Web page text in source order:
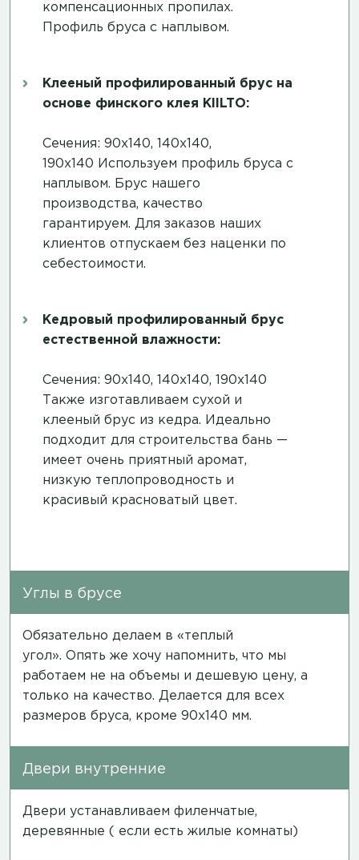
компенсационных пропилах.
Профиль бруса с наплывом.
Клееный профилированный брус на
основе финского клея KIILTO:
Сечения: 90х140, 140х140,
190х140 Используем профиль бруса с
наплывом. Брус нашего
производства, качество
гарантируем. Для заказов наших
клиентов отпускаем без наценки по
себестоимости.
Кедровый профилированный брус
естественной влажности:
Сечения: 90х140, 140х140, 190х140
Также изготавливаем сухой и
клееный брус из кедра. Идеально
подходит для строительства бань —
имеет очень приятный аромат,
низкую теплопроводность и
красивый красноватый цвет.
Углы в брусе
Обязательно делаем в «теплый
угол». Опять же хочу напомнить, что мы
работаем не на объемы и дешевую цену, а
только на качество. Делается для всех
размеров бруса, кроме 90х140 мм.
Двери внутренние
Двери устанавливаем филенчатые,
деревянные ( если есть жилые комнаты)